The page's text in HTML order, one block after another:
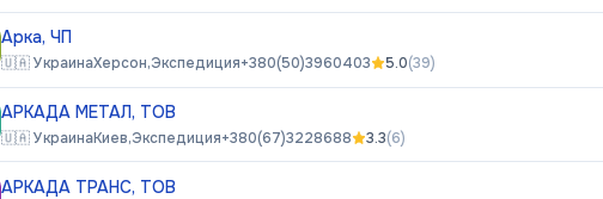
Арка, ЧП
🇺🇦УкраинаХерсон,Экспедиция+380(50)3960403 5.0(39)
АРКАДА МЕТАЛ, ТОВ
🇺🇦УкраинаКиев,Экспедиция+380(67)3228688 3.3(6)
АРКАДА ТРАНС, ТОВ